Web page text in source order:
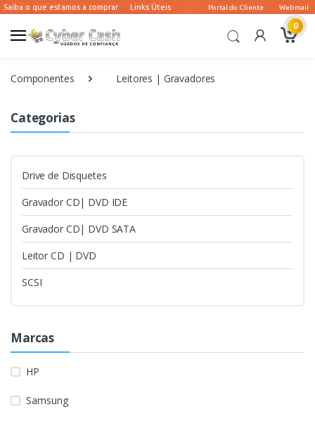
0
Componentes Leitores | Gravadores
Categorias
Drive de Disquetes
Gravador CD| DVD IDE
Gravador CD| DVD SATA
Leitor CD | DVD
SCSI
Marcas
HP
Samsung